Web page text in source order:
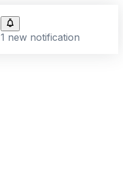
1 new notification